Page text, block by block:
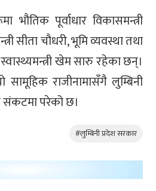
भौतिक पूर्वाधार विकासमन्त्री
सीता चौधरी, भूमि व्यवस्था तथा
खेम सारु रहेका छन्।
सामूहिक राजीनामासँगै लुम्बिनी
संकटमा परेको छ।
#लुम्बिनी प्रदेश सरकार